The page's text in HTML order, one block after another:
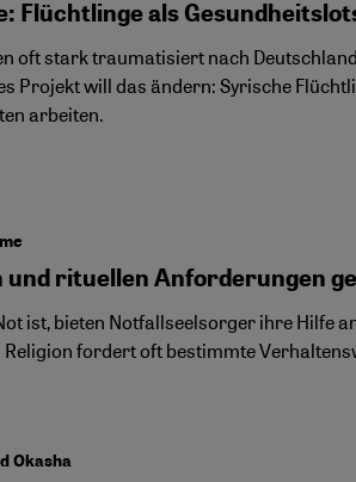
Flüchtlinge als
oft stark traumatisiert nach
Projekt will das ändern: Syrische
arbeiten.
und rituellen Anforderungen
ist, bieten Notfallseelsorger ihre Hilfe
Religion fordert oft bestimmte
Okasha